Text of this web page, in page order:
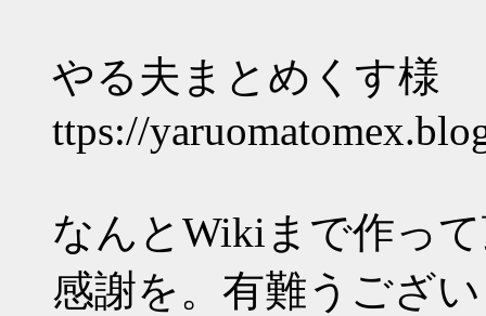
やる夫まとめくす様
ttps://
なんとWikiまで作っ
感謝を。有難うござ